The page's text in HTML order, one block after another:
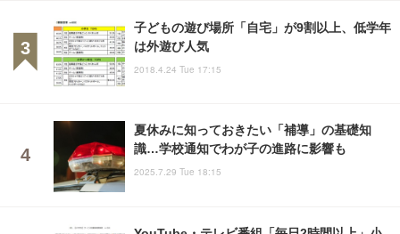
子どもの遊び場所「自宅」が9割以上、低学年
は外遊び人気
2018.4.24 Tue 17:15
夏休みに知っておきたい「補導」の基礎知
識…学校通知でわが子の進路に影響も
2025.7.29 Tue 18:15